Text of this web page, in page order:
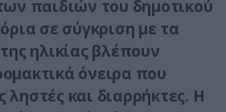
παιδιών του δημοτικού
σε σύγκριση με τα
ηλικίας βλέπουν
όνειρα που
και διαρρήκτες. Η